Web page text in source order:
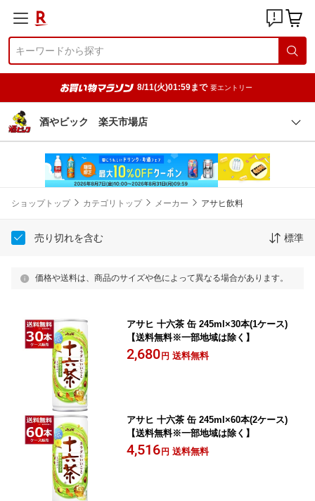
8/11(火)01:59まで 要エントリー
酒やビック 楽天市場店
ショップトップ カテゴリトップ メーカー アサヒ飲料
売り切れを含む 標準
価格や送料は、商品のサイズや色によって異なる場合があります。
アサヒ 十六茶 缶 245ml×30本(1ケース)
【送料無料※一部地域は除く】
2,680 円 送料無料
アサヒ 十六茶 缶 245ml×60本(2ケース)
【送料無料※一部地域は除く】
4,516 円 送料無料